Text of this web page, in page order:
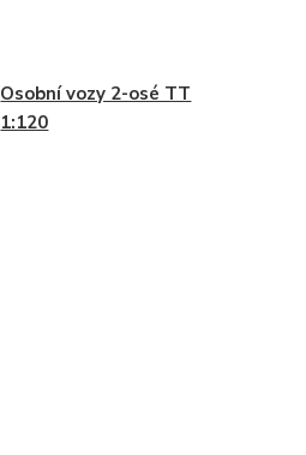
Osobní vozy 2-osé TT
1:120